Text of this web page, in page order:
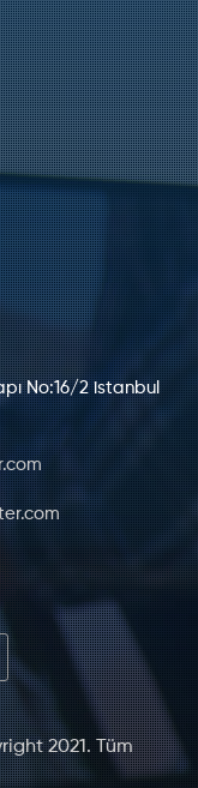
No:16/2 istanbul
2021. Tüm